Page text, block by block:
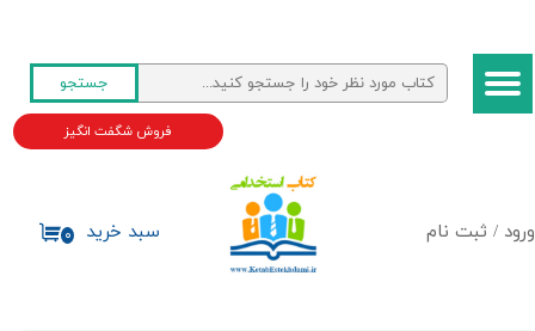
ورود / ثبت نام
حساب کاربری من
تغییر گذر واژه
جستجو
۰ سبد خرید
فروش شگفت انگیز